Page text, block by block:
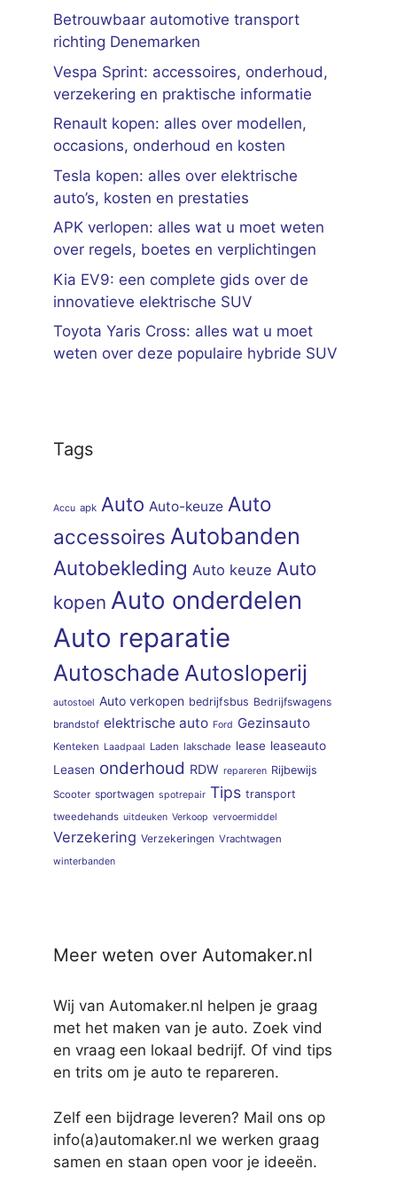
Betrouwbaar automotive transport
richting Denemarken
Vespa Sprint: accessoires, onderhoud,
verzekering en praktische informatie
Renault kopen: alles over modellen,
occasions, onderhoud en kosten
Tesla kopen: alles over elektrische
auto’s, kosten en prestaties
APK verlopen: alles wat u moet weten
over regels, boetes en verplichtingen
Kia EV9: een complete gids over de
innovatieve elektrische SUV
Toyota Yaris Cross: alles wat u moet
weten over deze populaire hybride SUV
Tags
Accu apk Auto Auto-keuze Auto
accessoires Autobanden
Autobekleding Auto keuze Auto
kopen Auto onderdelen
Auto reparatie
Autoschade Autosloperij
autostoel Auto verkopen bedrijfsbus Bedrijfswagens
brandstof elektrische auto Ford Gezinsauto
Kenteken Laadpaal Laden lakschade lease leaseauto
Leasen onderhoud RDW repareren Rijbewijs
Scooter sportwagen spotrepair Tips transport
tweedehands uitdeuken Verkoop vervoermiddel
Verzekering Verzekeringen Vrachtwagen
winterbanden
Meer weten over Automaker.nl
Wij van Automaker.nl helpen je graag
met het maken van je auto. Zoek vind
en vraag een lokaal bedrijf. Of vind tips
en trits om je auto te repareren.
Zelf een bijdrage leveren? Mail ons op
info(a)automaker.nl we werken graag
samen en staan open voor je ideeën.